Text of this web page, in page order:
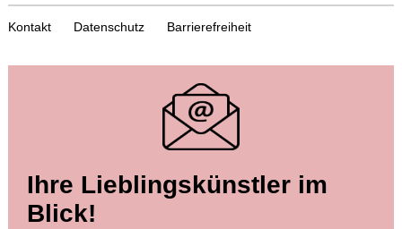
Kontakt Datenschutz Barrierefreiheit
Ihre Lieblingskünstler im
Blick!